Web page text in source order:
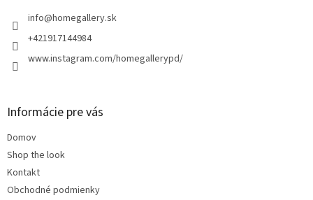
info@homegallery.sk
+421917144984
www.instagram.com/homegallerypd/
Informácie pre vás
Domov
Shop the look
Kontakt
Obchodné podmienky